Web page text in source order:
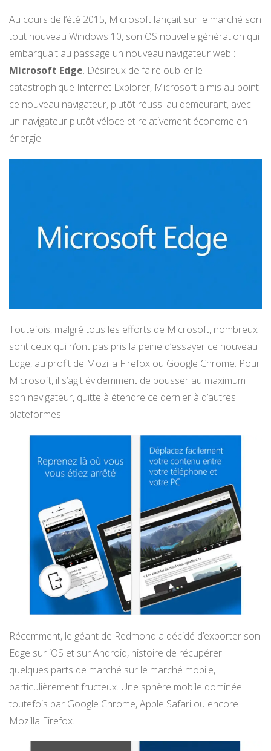
Au cours de l’été 2015, Microsoft lançait sur le marché son
tout nouveau Windows 10, son OS nouvelle génération qui
embarquait au passage un nouveau navigateur web :
Microsoft Edge. Désireux de faire oublier le
catastrophique Internet Explorer, Microsoft a mis au point
ce nouveau navigateur, plutôt réussi au demeurant, avec
un navigateur plutôt véloce et relativement économe en
énergie.
Toutefois, malgré tous les efforts de Microsoft, nombreux
sont ceux qui n’ont pas pris la peine d’essayer ce nouveau
Edge, au profit de Mozilla Firefox ou Google Chrome. Pour
Microsoft, il s’agit évidemment de pousser au maximum
son navigateur, quitte à étendre ce dernier à d’autres
plateformes.
Récemment, le géant de Redmond a décidé d’exporter son
Edge sur iOS et sur Android, histoire de récupérer
quelques parts de marché sur le marché mobile,
particulièrement fructeux. Une sphère mobile dominée
toutefois par Google Chrome, Apple Safari ou encore
Mozilla Firefox.